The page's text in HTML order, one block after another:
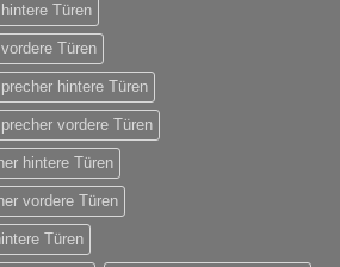
Türen
Türen
hintere Türen
vordere Türen
hintere Türen
vordere Türen
Türen